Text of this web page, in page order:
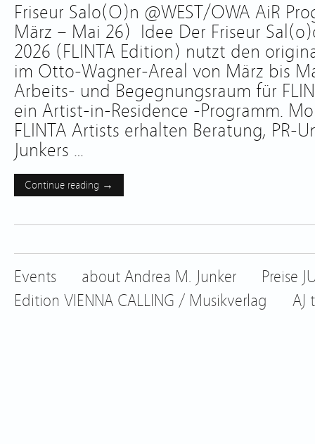
Friseur Salo(O)n @WEST/OWA AiR
März – Mai 26) Idee Der Friseur
2026 (FLINTA Edition) nutzt den
im Otto-Wagner-Areal von März bis
Arbeits- und Begegnungsraum für
ein Artist-in-Residence -Programm.
FLINTA Artists erhalten Beratung, PR-
Junkers …
Continue reading →
Events about Andrea M. Junker
Preise
Edition VIENNA CALLING / Musikverlag
AJ